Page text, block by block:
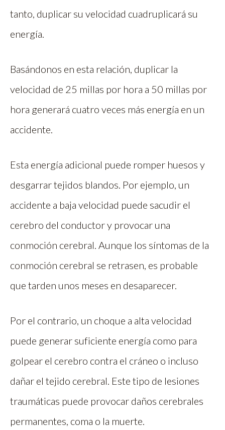
tanto, duplicar su velocidad cuadruplicará su
energía.
Basándonos en esta relación, duplicar la
velocidad de 25 millas por hora a 50 millas por
hora generará cuatro veces más energía en un
accidente.
Esta energía adicional puede romper huesos y
desgarrar tejidos blandos. Por ejemplo, un
accidente a baja velocidad puede sacudir el
cerebro del conductor y provocar una
conmoción cerebral. Aunque los síntomas de la
conmoción cerebral se retrasen, es probable
que tarden unos meses en desaparecer.
Por el contrario, un choque a alta velocidad
puede generar suficiente energía como para
golpear el cerebro contra el cráneo o incluso
dañar el tejido cerebral. Este tipo de lesiones
traumáticas puede provocar daños cerebrales
permanentes, coma o la muerte.